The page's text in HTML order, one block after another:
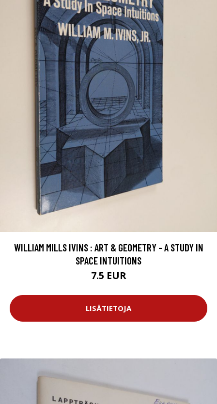
WILLIAM MILLS IVINS : ART & GEOMETRY - A STUDY IN
SPACE INTUITIONS
7.5 EUR
LISÄTIETOJA